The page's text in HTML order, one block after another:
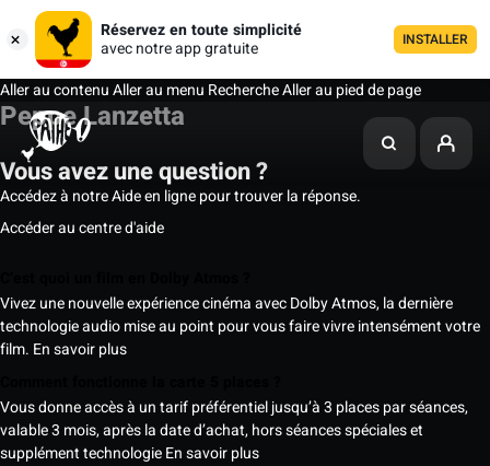
Réservez en toute simplicité
avec notre app gratuite
INSTALLER
Aller au contenuAller au menu RechercheAller au pied de page
Peppe Lanzetta
Vous avez une question ?
Accédez à notre Aide en ligne pour trouver la réponse.
Accéder au centre d'aide
Vivez une nouvelle expérience cinéma avec Dolby Atmos, la dernière
technologie audio mise au point pour vous faire vivre intensément votre
film. En savoir plus
Vous donne accès à un tarif préférentiel jusqu’à 3 places par séances,
valable 3 mois, après la date d’achat, hors séances spéciales et
supplément technologieEn savoir plus